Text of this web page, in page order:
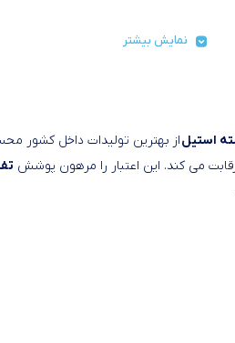
نمایش بیشتر
از بهترین تولیدات داخل کشور
می کند. این اعتبار را مرهون پوشش